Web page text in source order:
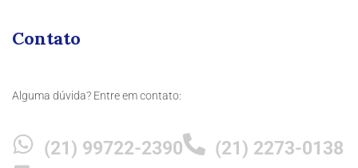
Contato
Alguma dúvida? Entre em contato:
(21) 99722-2390
(21) 2273-0138